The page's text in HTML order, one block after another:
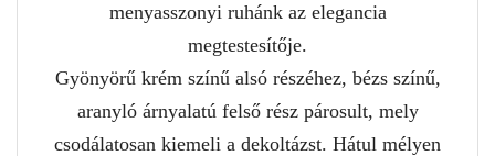
menyasszonyi ruhánk az elegancia
megtestesítője.
Gyönyörű krém színű alsó részéhez, bézs színű,
aranyló árnyalatú felső rész párosult, mely
csodálatosan kiemeli a dekoltázst. Hátul mélyen